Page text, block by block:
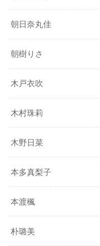
朝日奈丸佳
朝樹りさ
木戸衣吹
木村珠莉
木野日菜
本多真梨子
本渡楓
朴璐美